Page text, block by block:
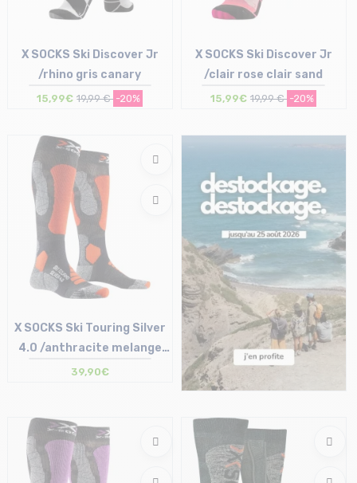
31/34
X SOCKS Ski Discover Jr
/rhino gris canary
15,99€ 19,99 € -20%
X SOCKS Ski Discover Jr
/clair rose clair sand
15,99€ 19,99 € -20%
X SOCKS Ski Touring Silver
4.0 /anthracite melange
orange fluo
39,90€